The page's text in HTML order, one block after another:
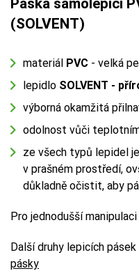
(SOLVENT)
materiál PVC - velká
lepidlo SOLVENT -
výborná okamžitá
odolnost vůči
ze všech typů lepidel
v prašném prostředí,
důkladně očistit, aby
Pro jednodušší
Další druhy lepicích
pásky